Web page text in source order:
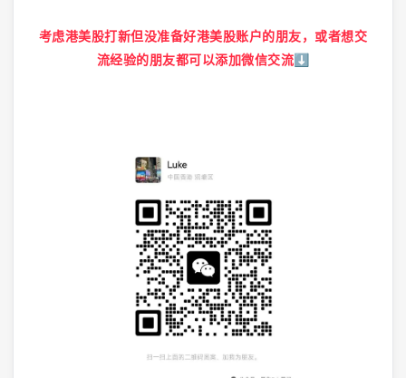
考虑港美股打新但没准备好港美股账户的朋友，或者想交
流经验的朋友都可以添加微信交流⬇️